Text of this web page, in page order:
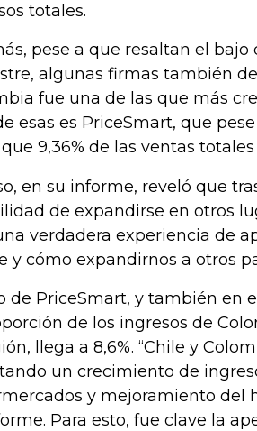
totales.
pese a que resaltan el
algunas firmas también
fue una de las que más
esas es PriceSmart, que
que 9,36% de las ventas
en su informe, reveló que
de expandirse en otros
verdadera experiencia de
y cómo expandirnos a otros
de PriceSmart, y también en
de los ingresos de
llega a 8,6%. “Chile y
un crecimiento de
y mejoramiento del
Para esto, fue clave la